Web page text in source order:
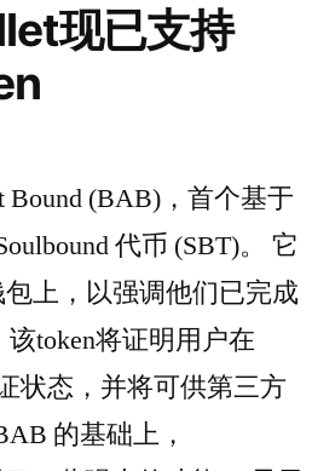
现已支持
Bound (BAB)，首个基于
代币 (SBT)。 它
上，以强调他们已完成
token将证明用户在
状态，并将可供第三方
的基础上，